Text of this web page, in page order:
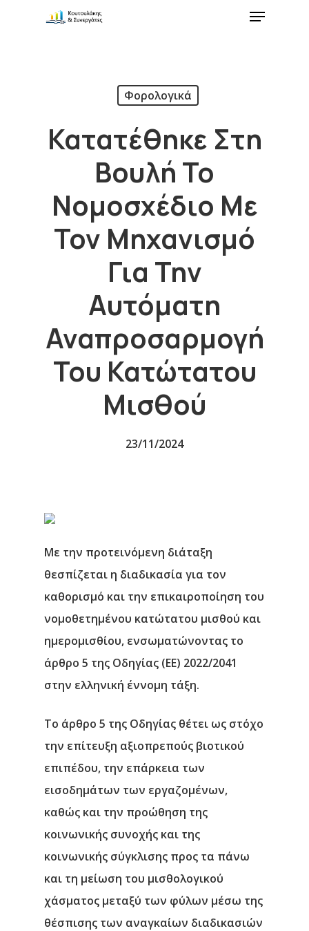
Φορολογικά
Κατατέθηκε Στη
Βουλή Το
Νομοσχέδιο Με
Τον Μηχανισμό
Για Την
Αυτόματη
Αναπροσαρμογή
Του Κατώτατου
Μισθού
23/11/2024
Με την προτεινόμενη διάταξη
θεσπίζεται η διαδικασία για τον
καθορισμό και την επικαιροποίηση του
νομοθετημένου κατώτατου μισθού και
ημερομισθίου, ενσωματώνοντας το
άρθρο 5 της Οδηγίας (ΕΕ) 2022/2041
στην ελληνική έννομη τάξη.
Το άρθρο 5 της Οδηγίας θέτει ως στόχο
την επίτευξη αξιοπρεπούς βιοτικού
επιπέδου, την επάρκεια των
εισοδημάτων των εργαζομένων,
καθώς και την προώθηση της
κοινωνικής συνοχής και της
κοινωνικής σύγκλισης προς τα πάνω
και τη μείωση του μισθολογικού
χάσματος μεταξύ των φύλων μέσω της
θέσπισης των αναγκαίων διαδικασιών